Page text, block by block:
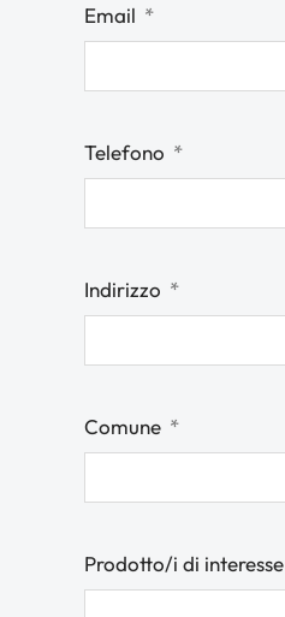
Email
Telefono
Indirizzo
Comune
Prodotto/i di interesse